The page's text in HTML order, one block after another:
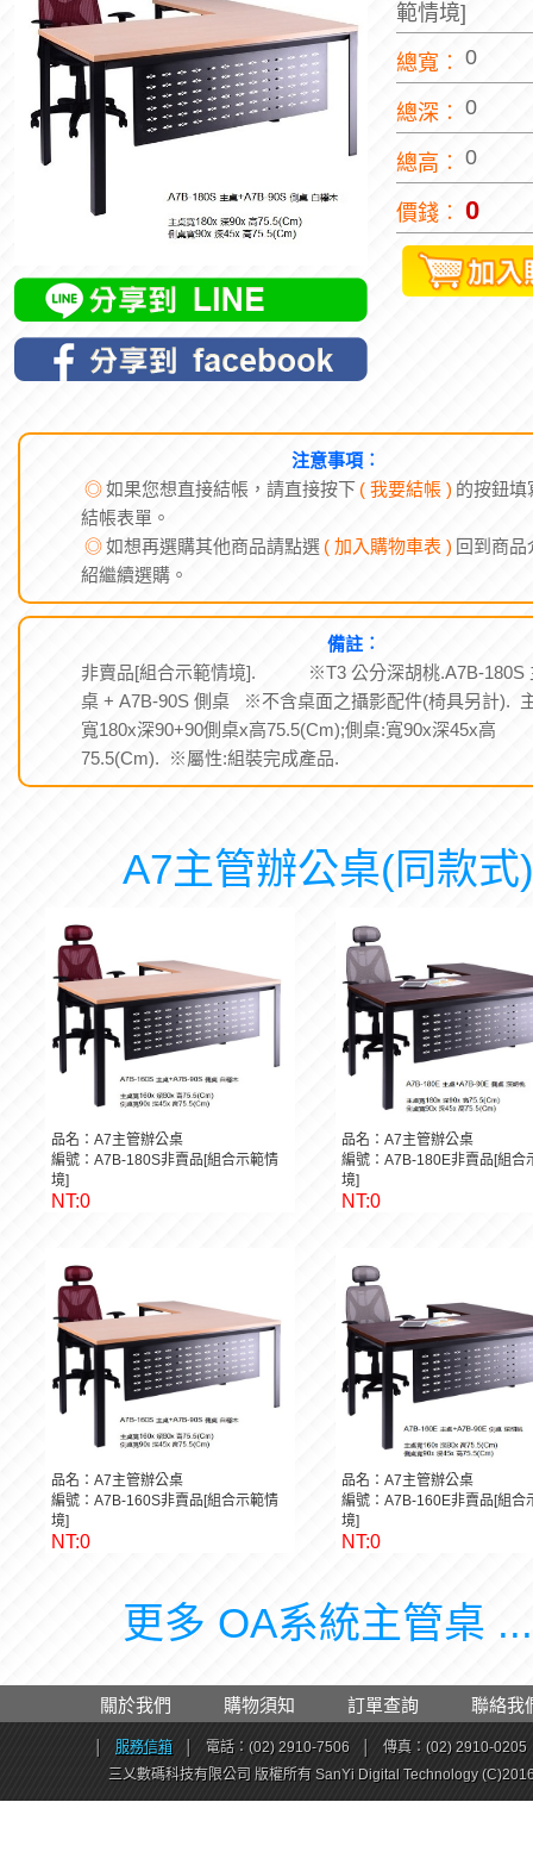
範情境]
總寬︰ 0
總深︰ 0
總高︰ 0
價錢︰ 0
注意事項︰
◎如果您想直接結帳，請直接按下 ( 我要結帳 ) 的按鈕填
結帳表單。
◎如想再選購其他商品請點選 ( 加入購物車表 ) 回到商品
紹繼續選購。
備註︰
非賣品[組合示範情境]. ※T3 公分深胡桃.A7B-180S
桌 + A7B-90S 側桌 ※不含桌面之攝影配件(椅具另計).
寬180x深90+90側桌x高75.5(Cm);側桌:寬90x深45x高
75.5(Cm). ※屬性:組裝完成產品.
A7主管辦公桌(同款式)
品名：A7主管辦公桌
編號：A7B-180S非賣品[組合示範情
境]
NT:0
品名：A7主管辦公桌
編號：A7B-180E非賣品[組合
境]
NT:0
品名：A7主管辦公桌
編號：A7B-160S非賣品[組合示範情
境]
NT:0
品名：A7主管辦公桌
編號：A7B-160E非賣品[組合
境]
NT:0
更多 OA系統主管桌
關於我們 購物須知 訂單查詢 聯絡我
服務信箱 電話：(02) 2910-7506
傳真：(02) 2910-0205
三乂數碼科技有限公司 版權所有 SanYi Digital Technology